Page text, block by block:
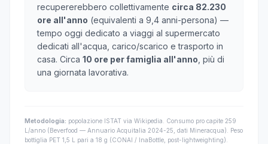
recupererebbero collettivamente circa 82.230
ore all'anno (equivalenti a 9,4 anni-persona) —
tempo oggi dedicato a viaggi al supermercato
dedicati all'acqua, carico/scarico e trasporto in
casa. Circa 10 ore per famiglia all'anno , più di
una giornata lavorativa.
Metodologia: popolazione ISTAT via Wikipedia. Consumo pro capite 259
L/anno (Beverfood — Annuario Acquitalia 2024-25, dati Mineracqua). Peso
bottiglia PET 1,5 L pari a 18 g (CONAI / InaBottle, post-lightweighting).